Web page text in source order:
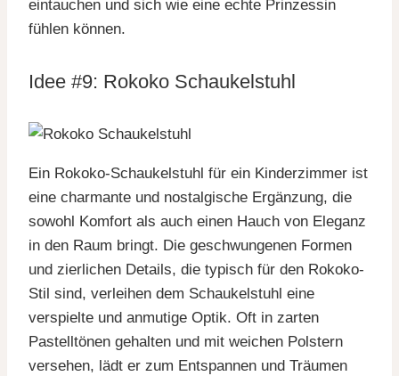
eintauchen und sich wie eine echte Prinzessin
fühlen können.
Idee #9: Rokoko Schaukelstuhl
Ein Rokoko-Schaukelstuhl für ein Kinderzimmer ist
eine charmante und nostalgische Ergänzung, die
sowohl Komfort als auch einen Hauch von Eleganz
in den Raum bringt. Die geschwungenen Formen
und zierlichen Details, die typisch für den Rokoko-
Stil sind, verleihen dem Schaukelstuhl eine
verspielte und anmutige Optik. Oft in zarten
Pastelltönen gehalten und mit weichen Polstern
versehen, lädt er zum Entspannen und Träumen